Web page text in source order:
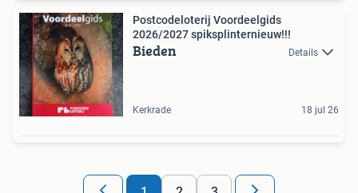
Postcodeloterij Voordeelgids
2026/2027 spiksplinternieuw!!!
Bieden Details
Kerkrade 18 jul 26